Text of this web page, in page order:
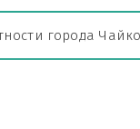
города